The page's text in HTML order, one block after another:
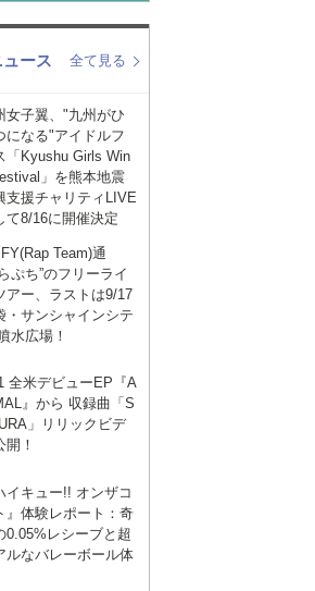
・歌謡
ズニー
ース 全て見る
女子翼、"九州がひ
になる"アイドルフ
「Kyushu Girls Win
」を熊本地震
支援チャリティLIVE
て8/16に開催決定
Team)通
ぷち”のフリーライ
アー、ラストは9/17
・サンシャインシテ
水広場！
全米デビューEP『A
』から 収録曲「S
」リリックビデ
開！
イキュー!! オンザコ
』体験レポート：奇
0.05%レシーブと超
ルなバレーボール体